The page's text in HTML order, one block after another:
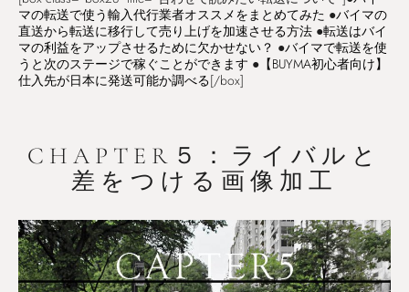
マの転送で使う輸入代行業者オススメをまとめてみた ●バイマの
直送から転送に移行して売り上げを加速させる方法 ●転送はバイ
マの利益をアップさせるために欠かせない？ ●バイマで転送を使
うと次のステージで稼ぐことができます ● 【BUYMA初心者向け】
仕入先が日本に発送可能か調べる[/box]
CHAPTER５：ライバルと
差をつける画像加工